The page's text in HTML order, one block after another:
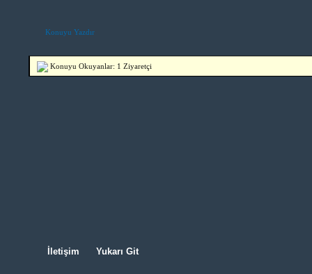
Konuyu Yazdır
Konuyu Okuyanlar: 1 Ziyaretçi
İletişim Yukarı Git